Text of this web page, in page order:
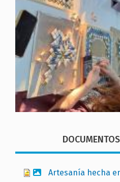
Artesanía hecha